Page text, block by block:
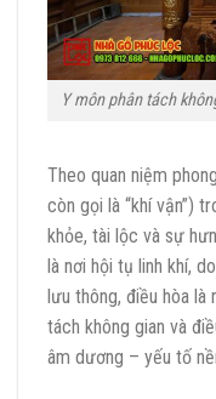
Y môn phân tách
Theo quan niệm
còn gọi là “khí vận”)
khỏe, tài lộc và sự
là nơi hội tụ linh khí,
lưu thông, điều hòa là
tách không gian và
âm dương – yếu tố